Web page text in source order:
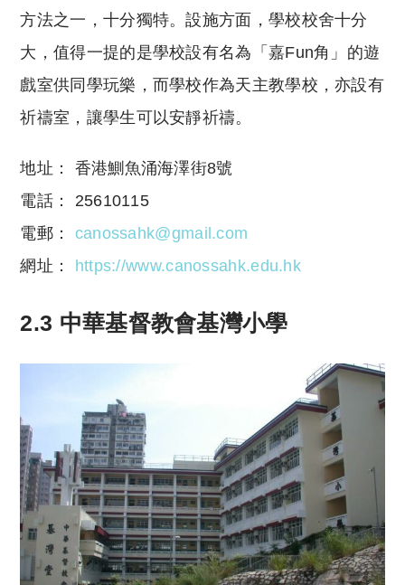
方法之一，十分獨特。設施方面，學校校舍十分
大，值得一提的是學校設有名為「嘉Fun角」的遊
戲室供同學玩樂，而學校作為天主教學校，亦設有
祈禱室，讓學生可以安靜祈禱。
地址： 香港鰂魚涌海澤街8號
電話： 25610115
電郵： canossahk@gmail.com
網址：
https://www.canossahk.edu.hk
2.3 中華基督教會基灣小學